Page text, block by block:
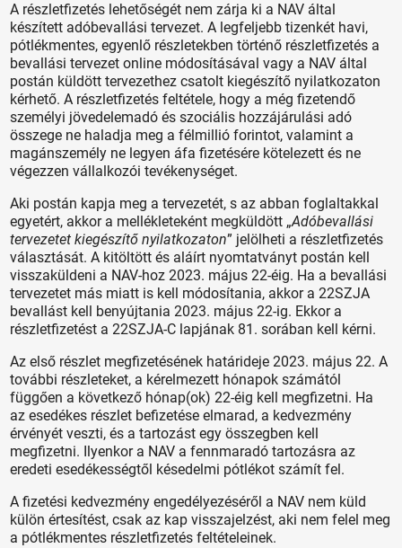
A részletfizetés lehetőségét nem zárja ki a NAV által
készített adóbevallási tervezet. A legfeljebb tizenkét havi,
pótlékmentes, egyenlő részletekben történő részletfizetés a
bevallási tervezet online módosításával vagy a NAV által
postán küldött tervezethez csatolt kiegészítő nyilatkozaton
kérhető. A részletfizetés feltétele, hogy a még fizetendő
személyi jövedelemadó és szociális hozzájárulási adó
összege ne haladja meg a félmillió forintot, valamint a
magánszemély ne legyen áfa fizetésére kötelezett és ne
végezzen vállalkozói tevékenységet.
Aki postán kapja meg a tervezetét, s az abban foglaltakkal
egyetért, akkor a mellékleteként megküldött „Adóbevallási
tervezetet kiegészítő nyilatkozaton” jelölheti a részletfizetés
választását. A kitöltött és aláírt nyomtatványt postán kell
visszaküldeni a NAV-hoz 2023. május 22-éig. Ha a bevallási
tervezetet más miatt is kell módosítania, akkor a 22SZJA
bevallást kell benyújtania 2023. május 22-ig. Ekkor a
részletfizetést a 22SZJA-C lapjának 81. sorában kell kérni.
Az első részlet megfizetésének határideje 2023. május 22. A
további részleteket, a kérelmezett hónapok számától
függően a következő hónap(ok) 22-éig kell megfizetni. Ha
az esedékes részlet befizetése elmarad, a kedvezmény
érvényét veszti, és a tartozást egy összegben kell
megfizetni. Ilyenkor a NAV a fennmaradó tartozásra az
eredeti esedékességtől késedelmi pótlékot számít fel.
A fizetési kedvezmény engedélyezéséről a NAV nem küld
külön értesítést, csak az kap visszajelzést, aki nem felel meg
a pótlékmentes részletfizetés feltételeinek.